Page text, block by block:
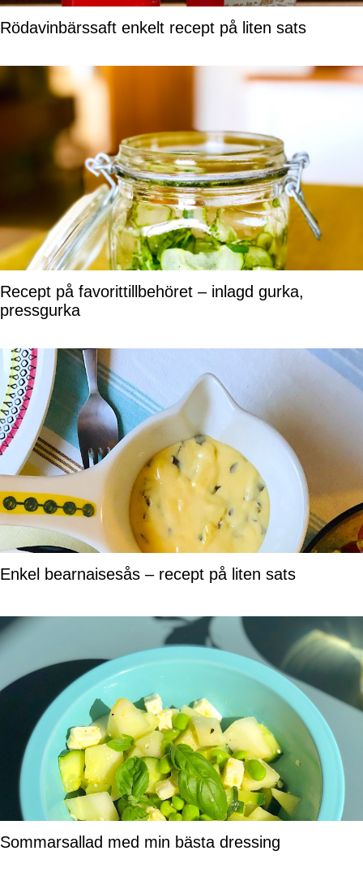
Rödavinbärssaft enkelt recept på liten sats
Recept på favorittillbehöret – inlagd gurka,
pressgurka
Enkel bearnaisesås – recept på liten sats
Sommarsallad med min bästa dressing